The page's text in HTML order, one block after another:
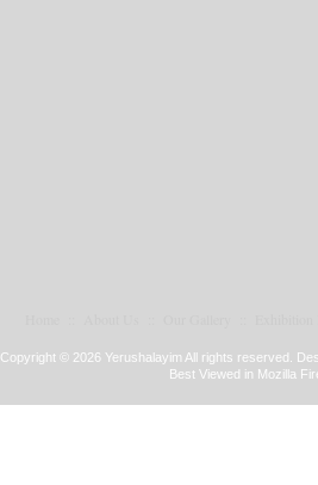
Copyright © 2026 Yerushalayim All rights reserved.
Best Viewed in Mozilla